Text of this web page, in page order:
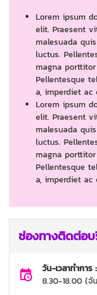
Lorem ipsum
elit. Praesent
malesuada
luctus.
magna
Pellentesque
a, imperdiet ac
Lorem ipsum
elit. Praesent
malesuada
luctus.
magna
Pellentesque
a, imperdiet ac
ช่องทางติดต่อ
วัน-เวลาทำการ :
8.30-18.00 (จั